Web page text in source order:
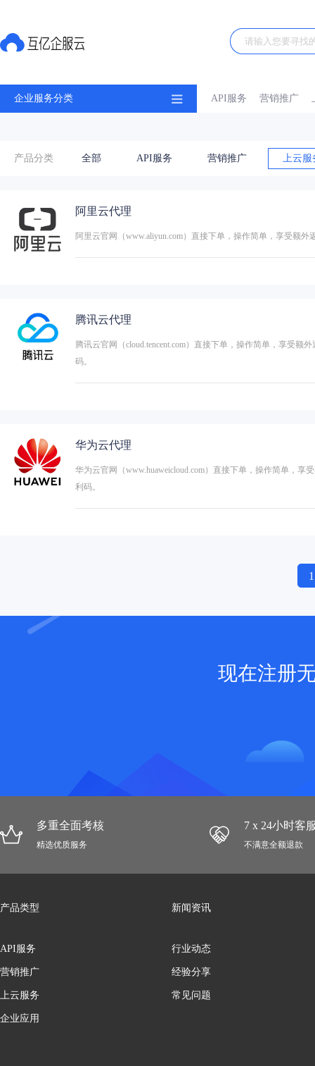
企业服务分类 API服务 营销推广
产品分类 全部 API服务 营销推广 上云服
阿里云代理
阿里云官网（www.aliyun.com）直接下单，操作简单，享受额
腾讯云代理
腾讯云官网（cloud.tencent.com）直接下单，操作简单，享受
码。
华为云代理
华为云官网（www.huaweicloud.com）直接下单，操作简单，
利码。
1
现在注册
多重全面考核
精选优质服务
7 x 24小时客
不满意全额退款
产品类型
API服务
营销推广
上云服务
企业应用
新闻资讯
行业动态
经验分享
常见问题